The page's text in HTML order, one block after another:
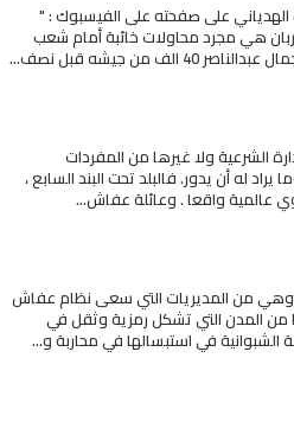
الهدياني على صفحته على الفيسبوك : "
هي مجرد محاولات خائبة أمام شعب
من جيشه قبل نصف...
الشرعية ولا غيرها من المفردات
له أن يدور. فالبلد تحت البند السابع ،
عالمية واقعا . وعائلة عفاش...
وهي من المديريات التي سعى نظام عفاش
من المدن التي تشكل رمزية وثقل في
الشبوانية في استبسالها في محاربة و...